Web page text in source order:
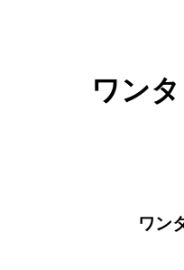
ワン
ワン